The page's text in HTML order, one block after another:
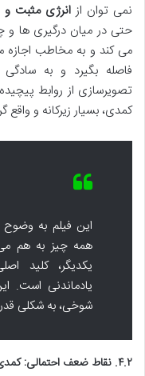
نمی توان از انرژی مثبت و
حتی در میان درگیری ها و
می کند و به مخاطب اجازه
فاصله بگیرد و به
تصویرسازی از روابط
کمدی، بسیار زیرکانه و واقع
این فیلم به
همه چیز به هم
یکدیگر، کلید
یادماندنی است.
شوخی، به شکلی
۴.۲. نقاط ضعف احتمالی: کمدی که شاید گاهی زیاده روی می کند